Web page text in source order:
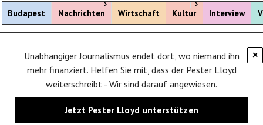
Budapest Nachrichten
Menü öffnen
Wirtschaft Kultur
Menü öffnen
Interview
×
Unabhängiger Journalismus endet dort, wo niemand ihn
mehr finanziert. Helfen Sie mit, dass der Pester Lloyd
weiterschreibt - Wir sind darauf angewiesen.
Jetzt Pester Lloyd unterstützen